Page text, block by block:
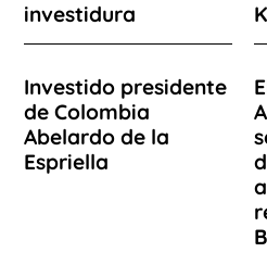
investidura
Investido presidente
de Colombia
Abelardo de la
Espriella